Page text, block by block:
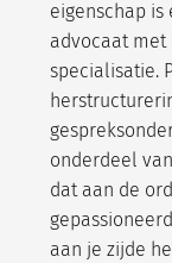
eigenschap
advocaat
specialisatie.
onderdeel
dat aan de
aan je zijde